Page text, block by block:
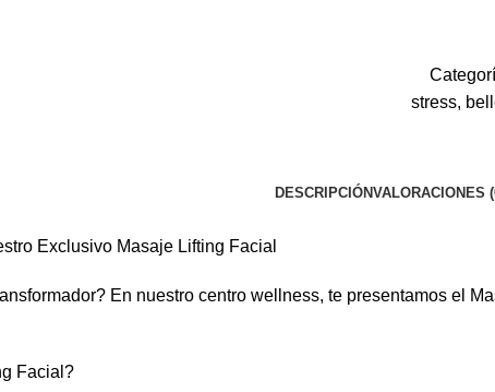
stress,
DESCRIPCIÓNVALORACIONES
Exclusivo Masaje Lifting Facial
En nuestro centro wellness, te presentamos el
Facial?